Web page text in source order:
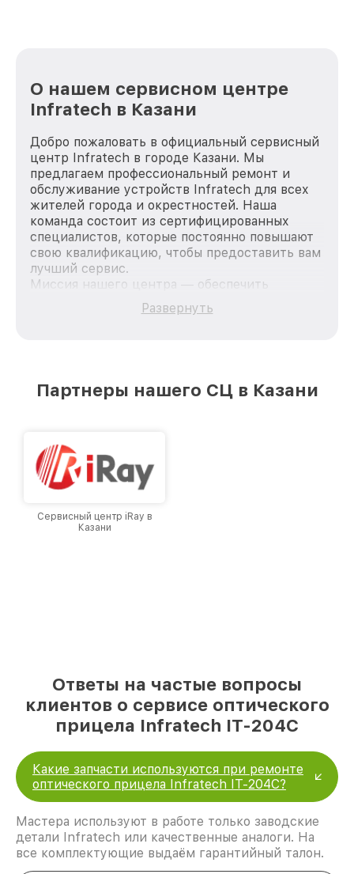
О нашем сервисном центре
Infratech в Казани
Добро пожаловать в официальный сервисный
центр Infratech в городе Казани. Мы
предлагаем профессиональный ремонт и
обслуживание устройств Infratech для всех
жителей города и окрестностей. Наша
команда состоит из сертифицированных
специалистов, которые постоянно повышают
свою квалификацию, чтобы предоставить вам
лучший сервис.
Миссия нашего центра — обеспечить
качественный и доступный ремонт для
каждого пользователя продукции Infratech,
лучшим сервисным центром Infratech в
Развернуть
Партнеры нашего СЦ в Казани
Сервисный центр iRay в
Казани
Ответы на частые вопросы
клиентов о сервисе оптического
прицела Infratech IT-204C
Какие запчасти используются при ремонте
оптического прицела Infratech IT-204C?
Мастера используют в работе только заводские
детали Infratech или качественные аналоги. На
все комплектующие выдаём гарантийный талон.